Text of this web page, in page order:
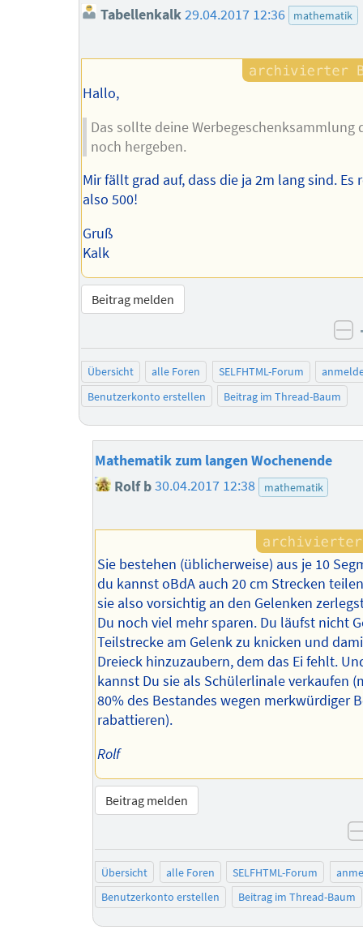
Tabellenkalk 29.04.2017 12:36 mathematik
Hallo,
Das sollte deine Werbegeschenksammlung
noch hergeben.
Mir fällt grad auf, dass die ja 2m lang sind. Es
also 500!
Gruß
Kalk
Beitrag melden
Übersicht alle Foren SELFHTML-Forum
Benutzerkonto erstellen
Beitrag im Thread-Baum
Mathematik zum langen Wochenende
Rolf b30.04.2017 12:38 mathematik
Sie bestehen (üblicherweise) aus je 10
du kannst oBdA auch 20 cm Strecken
sie also vorsichtig an den Gelenken
Du noch viel mehr sparen. Du läufst nicht
Teilstrecke am Gelenk zu knicken und
Dreieck hinzuzaubern, dem das Ei fehlt.
kannst Du sie als Schülerlinale verkaufen
80% des Bestandes wegen merkwürdiger
rabattieren).
Rolf
Beitrag melden
Übersicht alle Foren SELFHTML-Forum
Benutzerkonto erstellen
Beitrag im Thread-Baum